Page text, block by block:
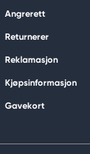
Angrerett
Returnerer
Reklamasjon
Kjøpsinformasjon
Gavekort